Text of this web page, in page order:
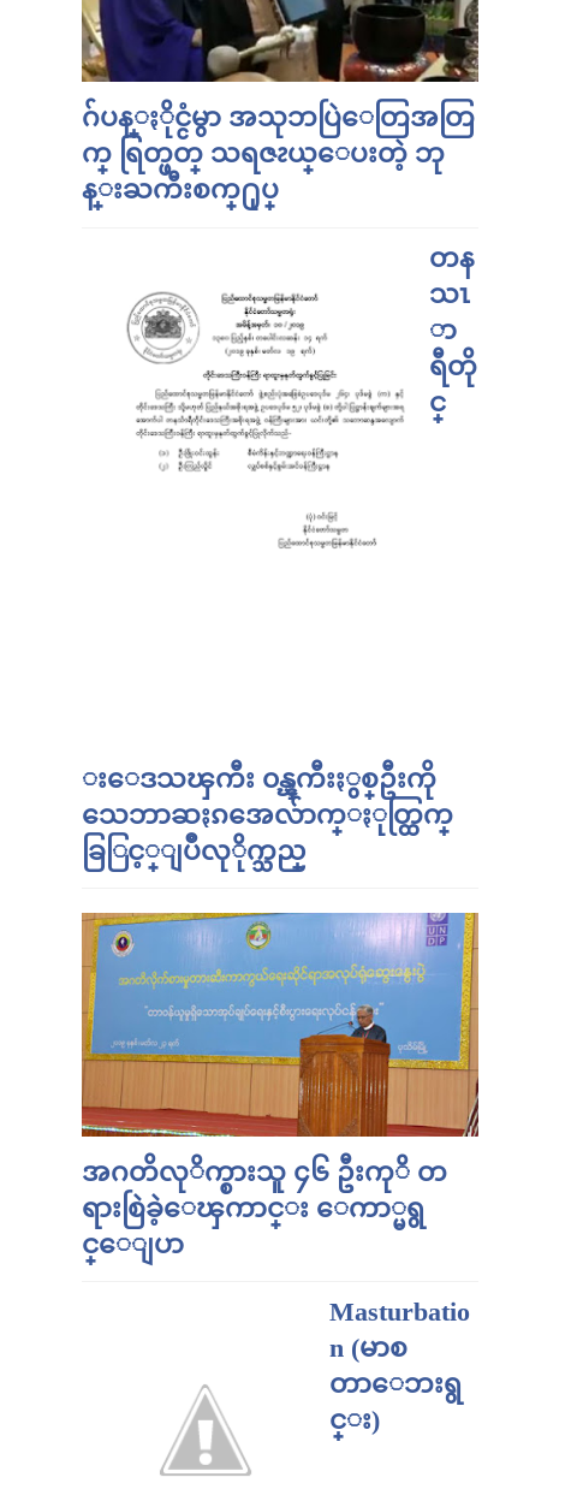
ဂ်ပန္ႏိုင္ငံမွာ အသုဘပြဲေတြအတြ
က္ ရြတ္ဖတ္ သရဇၩယ္ေပးတဲ့ ဘု
န္းႀကီးစက္႐ုပ္
တန
သၤ
ာ
ရီတို
င္
းေဒသၾကီး ၀န္ၾကီးႏွစ္ဦးကို
သေဘာဆႏၵအေလ်ာက္ႏုတ္ထြက္
ခြြင့္ျပဳလုိုက္သည္
အဂတိလုိက္စားသူ ၄၆ ဦးကုိ တ
ရားစြဲခဲ့ေၾကာင္း ေကာ္မရွ
င္ေျပာ
Masturbatio
n (မာစ
တာေဘးရွ
င္း)